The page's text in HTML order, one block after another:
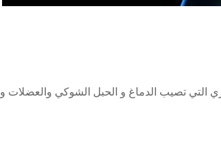
التي تصيب الدماغ و الحبل الشوكي والعضلات و